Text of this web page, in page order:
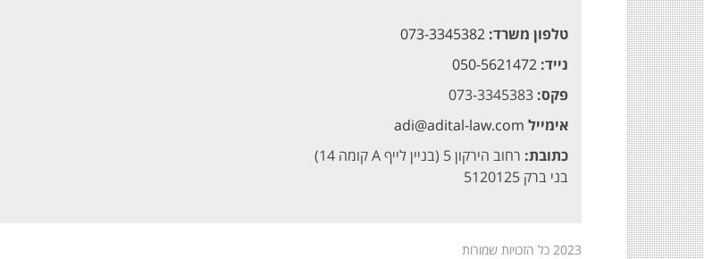
טלפון משרד: 073-3345382
נייד: 050-5621472
פקס:
אימייל adi@adital-law.com
כתובת: רחוב הירקון 5 (בניין לייף A קומה 14)
בני ברק 5120125
2023 כל הזכויות שמורות